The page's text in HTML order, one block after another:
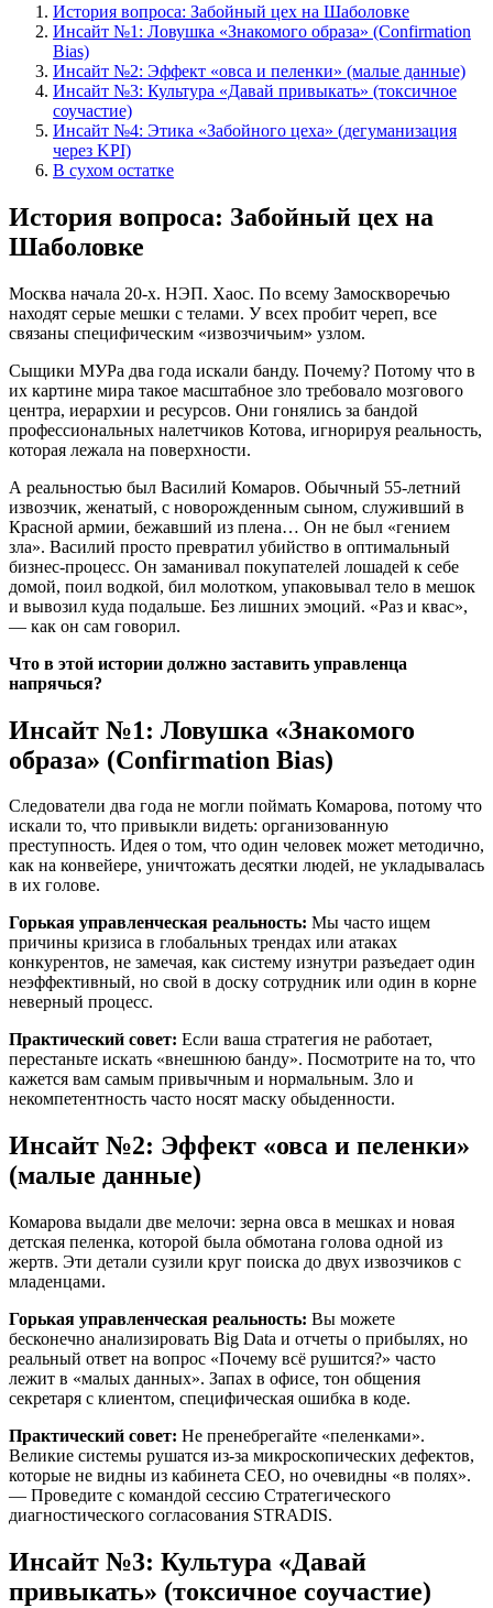
История вопроса: Забойный цех на Шаболовке
Инсайт №1: Ловушка «Знакомого образа» (Confirmation
Bias)
Инсайт №2: Эффект «овса и пеленки» (малые данные)
Инсайт №3: Культура «Давай привыкать» (токсичное
соучастие)
Инсайт №4: Этика «Забойного цеха» (дегуманизация
через KPI)
В сухом остатке
История вопроса: Забойный цех на
Шаболовке
Москва начала 20-х. НЭП. Хаос. По всему Замоскворечью
находят серые мешки с телами. У всех пробит череп, все
связаны специфическим «извозчичьим» узлом.
Сыщики МУРа два года искали банду. Почему? Потому что в
их картине мира такое масштабное зло требовало мозгового
центра, иерархии и ресурсов. Они гонялись за бандой
профессиональных налетчиков Котова, игнорируя реальность,
которая лежала на поверхности.
А реальностью был Василий Комаров. Обычный 55-летний
извозчик, женатый, с новорожденным сыном, служивший в
Красной армии, бежавший из плена… Он не был «гением
зла». Василий просто превратил убийство в оптимальный
бизнес-процесс. Он заманивал покупателей лошадей к себе
домой, поил водкой, бил молотком, упаковывал тело в мешок
и вывозил куда подальше. Без лишних эмоций. «Раз и квас»,
— как он сам говорил.
Что в этой истории должно заставить управленца
напрячься?
Инсайт №1: Ловушка «Знакомого
образа» (Confirmation Bias)
Следователи два года не могли поймать Комарова, потому что
искали то, что привыкли видеть: организованную
преступность. Идея о том, что один человек может методично,
как на конвейере, уничтожать десятки людей, не укладывалась
в их голове.
Горькая управленческая реальность: Мы часто ищем
причины кризиса в глобальных трендах или атаках
конкурентов, не замечая, как систему изнутри разъедает один
неэффективный, но свой в доску сотрудник или один в корне
неверный процесс.
Практический совет: Если ваша стратегия не работает,
перестаньте искать «внешнюю банду». Посмотрите на то, что
кажется вам самым привычным и нормальным. Зло и
некомпетентность часто носят маску обыденности.
Инсайт №2: Эффект «овса и пеленки»
(малые данные)
Комарова выдали две мелочи: зерна овса в мешках и новая
детская пеленка, которой была обмотана голова одной из
жертв. Эти детали сузили круг поиска до двух извозчиков с
младенцами.
Горькая управленческая реальность: Вы можете
бесконечно анализировать Big Data и отчеты о прибылях, но
реальный ответ на вопрос «Почему всё рушится?» часто
лежит в «малых данных». Запах в офисе, тон общения
секретаря с клиентом, специфическая ошибка в коде.
Практический совет: Не пренебрегайте «пеленками».
Великие системы рушатся из-за микроскопических дефектов,
которые не видны из кабинета CEO, но очевидны «в полях».
— Проведите с командой сессию Стратегического
диагностического согласования STRADIS.
Инсайт №3: Культура «Давай
привыкать» (токсичное соучастие)